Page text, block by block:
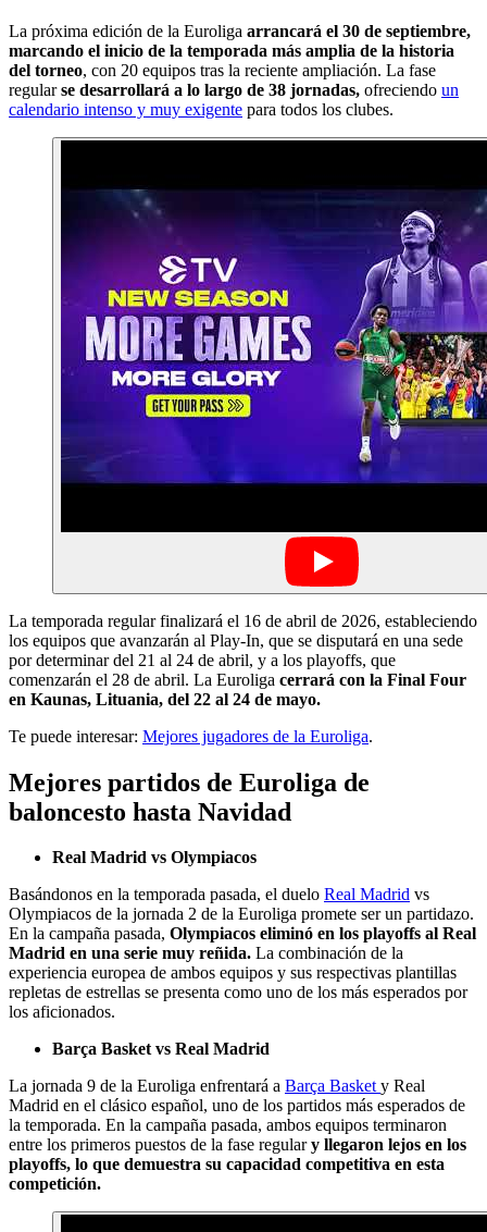
La próxima edición de la Euroliga arrancará el 30 de septiembre,
marcando el inicio de la temporada más amplia de la historia
del torneo, con 20 equipos tras la reciente ampliación. La fase
regularse desarrollará a lo largo de 38 jornadas, ofreciendo un
calendario intenso y muy exigente para todos los clubes.
La temporada regular finalizará el 16 de abril de 2026, estableciendo
los equipos que avanzarán al Play-In, que se disputará en una sede
por determinar del 21 al 24 de abril, y a los playoffs, que
comenzarán el 28 de abril. La Euroliga cerrará con la Final Four
en Kaunas, Lituania, del 22 al 24 de mayo.
Te puede interesar: Mejores jugadores de la Euroliga.
Mejores partidos de Euroliga de
baloncesto hasta Navidad
Real Madrid vs Olympiacos
Basándonos en la temporada pasada, el duelo Real Madrid vs
Olympiacos de la jornada 2 de la Euroliga promete ser un partidazo.
En la campaña pasada, Olympiacos eliminó en los playoffs al Real
Madrid en una serie muy reñida. La combinación de la
experiencia europea de ambos equipos y sus respectivas plantillas
repletas de estrellas se presenta como uno de los más esperados por
los aficionados.
Barça Basket vs Real Madrid
La jornada 9 de la Euroliga enfrentará a Barça Baskety Real
Madrid en el clásico español, uno de los partidos más esperados de
la temporada. En la campaña pasada, ambos equipos terminaron
entre los primeros puestos de la fase regulary llegaron lejos en los
playoffs, lo que demuestra su capacidad competitiva en esta
competición.